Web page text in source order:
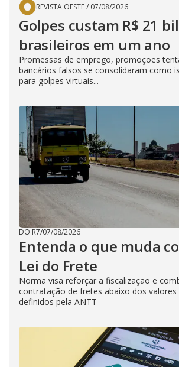
REVISTA OESTE/ 07/08/2026
Golpes custam R$ 21
brasileiros em um ano
Promessas de emprego, promoções
bancários falsos se consolidaram como
para golpes virtuais...
DO R7/07/08/2026
Entenda o que muda
Lei do Frete
Norma visa reforçar a fiscalização e
contratação de fretes abaixo dos
definidos pela ANTT